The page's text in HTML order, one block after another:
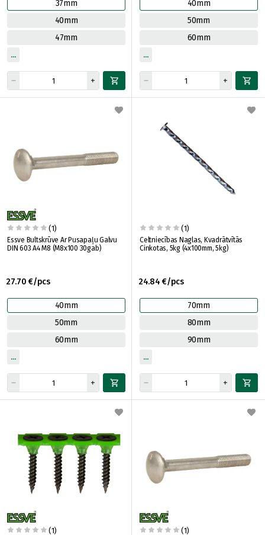
37mm
40mm
47mm
40mm
50mm
60mm
(1)
Essve Bultskrūve Ar Pusapaļu Galvu
DIN 603 A4 M8 (M8x100 30gab)
27.70 €/pcs
40mm
50mm
60mm
(1)
Celtniecības Naglas, Kvadrātvītās
Cinkotas, 5kg (4x100mm, 5kg)
24.84 €/pcs
70mm
80mm
90mm
(1) (1)